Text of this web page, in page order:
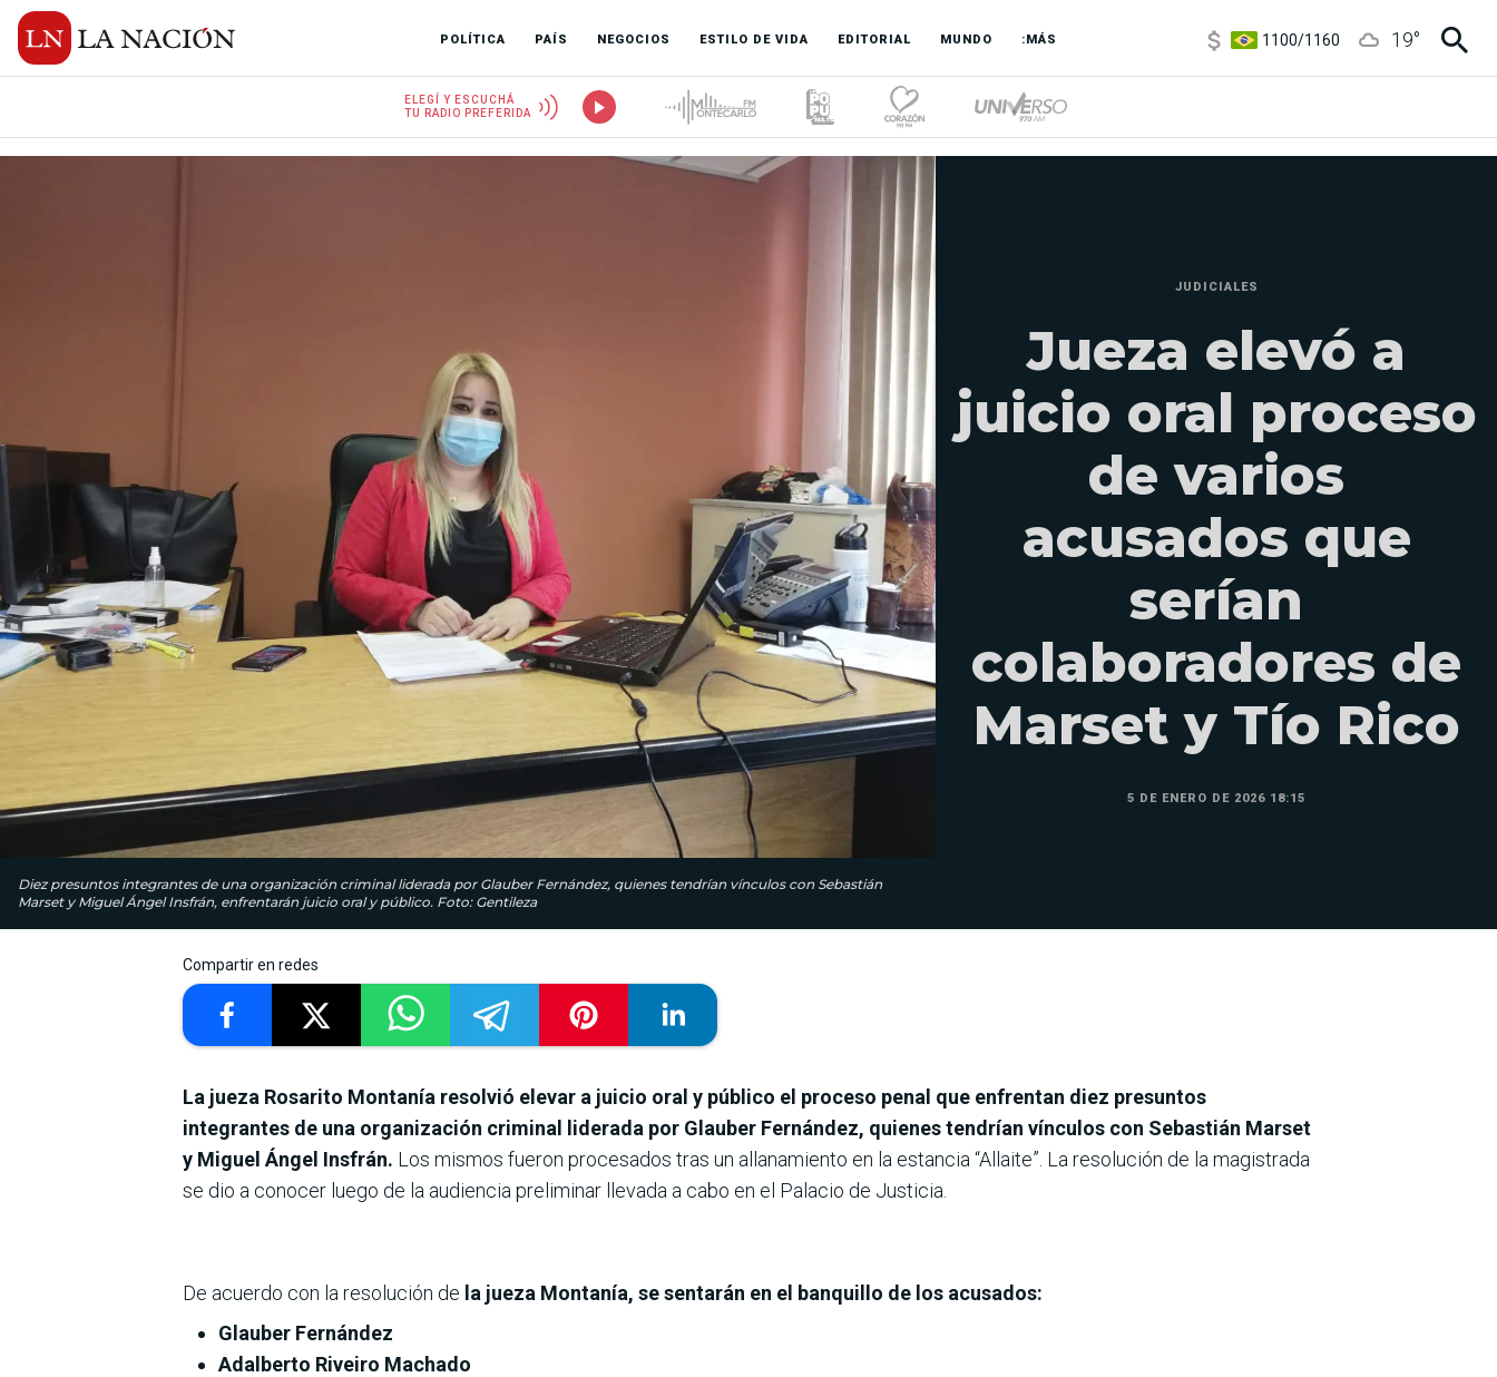
POLÍTICA PAÍS NEGOCIOS ESTILO DE VIDA EDITORIAL MUNDO :MÁS
3,8/4
19°
ELEGÍ Y ESCUCHÁ
TU RADIO PREFERIDA
Diez presuntos integrantes de una organización criminal liderada por Glauber Fernández, quienes tendrían vínculos con Sebastián
Marset y Miguel Ángel Insfrán, enfrentarán juicio oral y público. Foto: Gentileza
JUDICIALES
Jueza elevó a
juicio oral proceso
de varios
acusados que
serían
colaboradores de
Marset y Tío Rico
5 DE ENERO DE 2026 18:15
Compartir en redes
La jueza Rosarito Montanía resolvió elevar a juicio oral y público el proceso penal que enfrentan diez presuntos
integrantes de una organización criminal liderada por Glauber Fernández, quienes tendrían vínculos con Sebastián Marset
y Miguel Ángel Insfrán. Los mismos fueron procesados tras un allanamiento en la estancia “Allaite”. La resolución de la magistrada
se dio a conocer luego de la audiencia preliminar llevada a cabo en el Palacio de Justicia.
De acuerdo con la resolución de la jueza Montanía, se sentarán en el banquillo de los acusados:
Glauber Fernández
Adalberto Riveiro Machado